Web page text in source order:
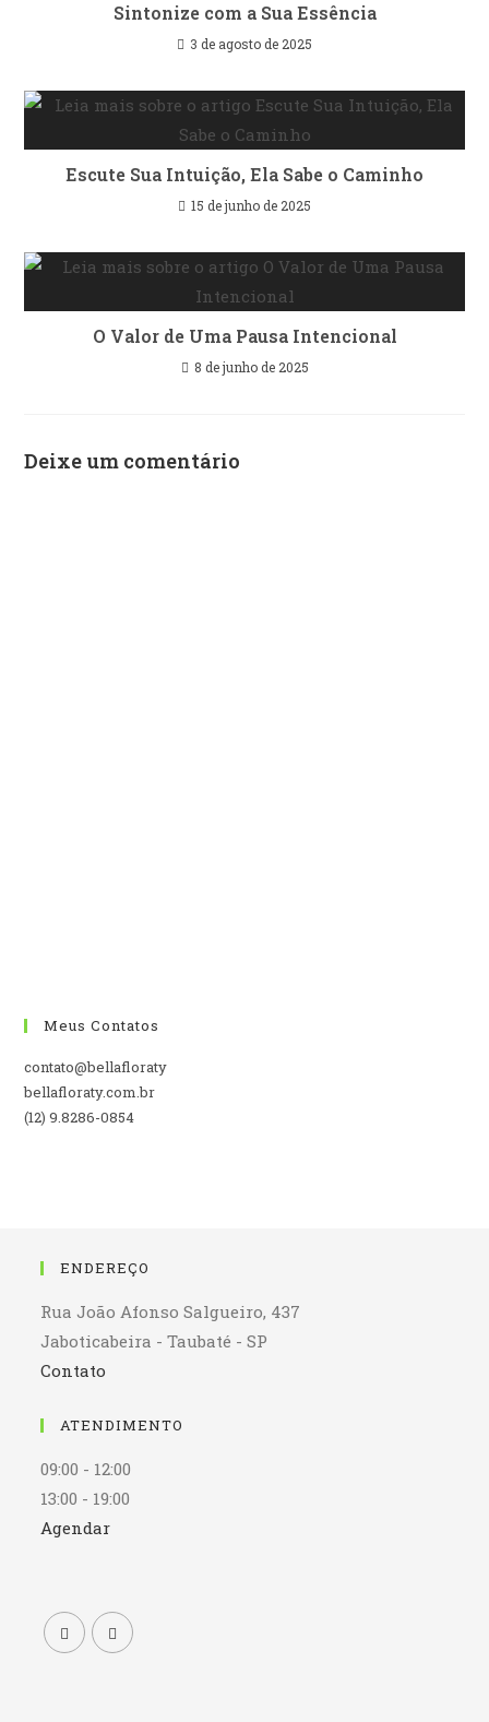
Sintonize com a Sua Essência
3 de agosto de 2025
Escute Sua Intuição, Ela Sabe o Caminho
15 de junho de 2025
O Valor de Uma Pausa Intencional
8 de junho de 2025
Deixe um comentário
Meus Contatos
contato@bellafloraty
bellafloraty.com.br
(12) 9.8286-0854
ENDEREÇO
Rua João Afonso Salgueiro, 437
Jaboticabeira - Taubaté - SP
Contato
ATENDIMENTO
09:00 - 12:00
13:00 - 19:00
Agendar